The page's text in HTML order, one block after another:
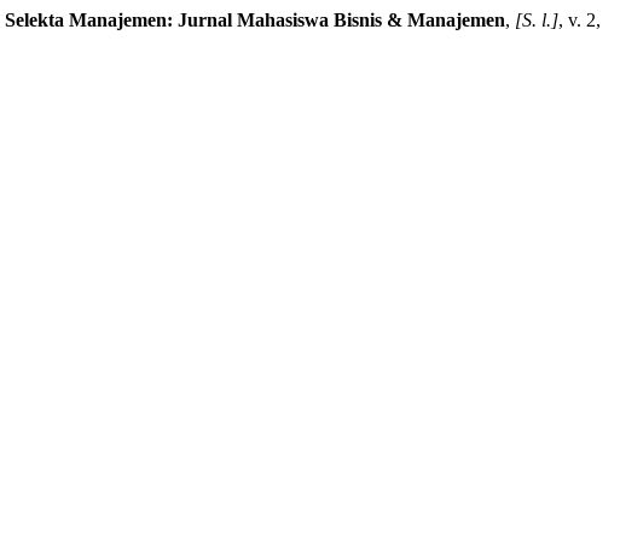
Selekta Manajemen: Jurnal Mahasiswa Bisnis & Manajemen, [S. l.], v. 2,